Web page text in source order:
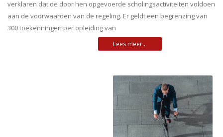
verklaren dat de door hen opgevoerde scholingsactiviteiten voldoen
aan de voorwaarden van de regeling. Er geldt een begrenzing van
300 toekenningen per opleiding van